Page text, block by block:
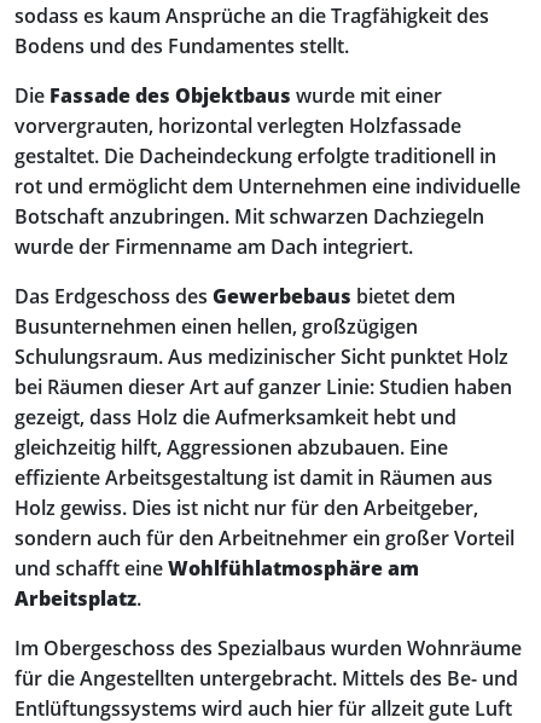
sodass es kaum Ansprüche an die Tragfähigkeit des
Bodens und des Fundamentes stellt.
Die Fassade des Objektbaus wurde mit einer
vorvergrauten, horizontal verlegten Holzfassade
gestaltet. Die Dacheindeckung erfolgte traditionell in
rot und ermöglicht dem Unternehmen eine individuelle
Botschaft anzubringen. Mit schwarzen Dachziegeln
wurde der Firmenname am Dach integriert.
Das Erdgeschoss des Gewerbebaus bietet dem
Busunternehmen einen hellen, großzügigen
Schulungsraum. Aus medizinischer Sicht punktet Holz
bei Räumen dieser Art auf ganzer Linie: Studien haben
gezeigt, dass Holz die Aufmerksamkeit hebt und
gleichzeitig hilft, Aggressionen abzubauen. Eine
effiziente Arbeitsgestaltung ist damit in Räumen aus
Holz gewiss. Dies ist nicht nur für den Arbeitgeber,
sondern auch für den Arbeitnehmer ein großer Vorteil
und schafft eineWohlfühlatmosphäre am
Arbeitsplatz.
Im Obergeschoss des Spezialbaus wurden Wohnräume
für die Angestellten untergebracht. Mittels des Be- und
Entlüftungssystems wird auch hier für allzeit gute Luft